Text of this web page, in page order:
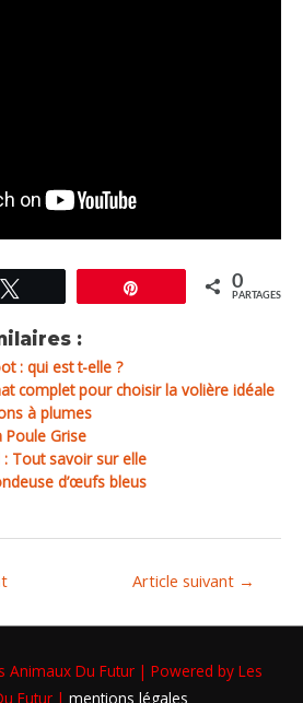
0
PARTAGES
:
: qui est t-elle ?
complet pour choisir la volière idéale
à plumes
Grise
Tout savoir sur elle
d’œufs bleus
Article suivant →
Animaux Du Futur | Powered by Les
Futur | mentions légales